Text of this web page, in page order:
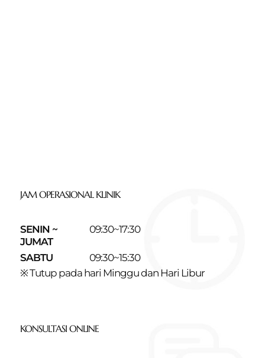
JAM OPERASIONAL KLINIK
SENIN ~
JUMAT
09:30~17:30
SABTU
09:30~15:30
※ Tutup pada hari Minggu dan Hari Libur
KONSULTASI ONLINE